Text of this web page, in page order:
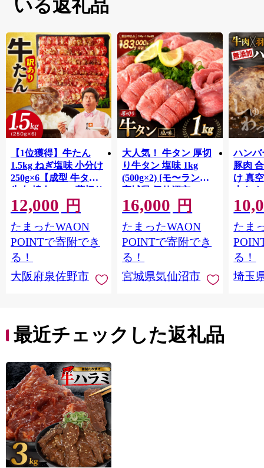
いる返礼品
【1位獲得】牛たん
1.5kg ねぎ塩味 小分け
250g×6【成型 牛タン
牛肉 焼肉 BBQ 薄切り
ぎゅうたん スライス
訳あり サイズ不揃
い】 G4721
12,000 円
たまったWAON
POINTで寄附でき
る！
大阪府泉佐野市
大人気！ 牛タン 厚切
り牛タン 塩味 1kg
(500g×2) [モ〜ランド
宮城県 気仙沼市
20564660] 肉 牛肉 精肉
牛たん 牛タン塩 牛た
ん塩 冷凍 焼肉 BBQ ア
ウトドア バーベキュ
ー 厚切り タン
16,000 円
たまったWAON
POINTで寄附でき
る！
宮城県気仙沼市
ハンバ
豚肉
け 真
大き
保存
淡路島
ポーク
き肉
ず 惣
まみ
んのお
たま
る！
埼玉
最近チェックした返礼品